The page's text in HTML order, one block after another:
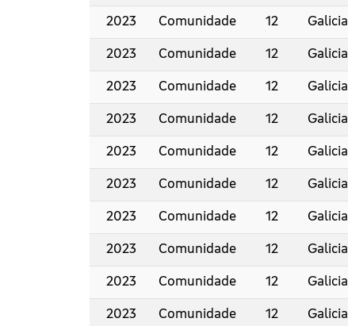
2023 Comunidade 12 Galicia
2023 Comunidade 12 Galicia
2023 Comunidade 12 Galicia
2023 Comunidade 12 Galicia
2023 Comunidade 12 Galicia
2023 Comunidade 12 Galicia
2023 Comunidade 12 Galicia
2023 Comunidade 12 Galicia
2023 Comunidade 12 Galicia
2023 Comunidade 12 Galicia